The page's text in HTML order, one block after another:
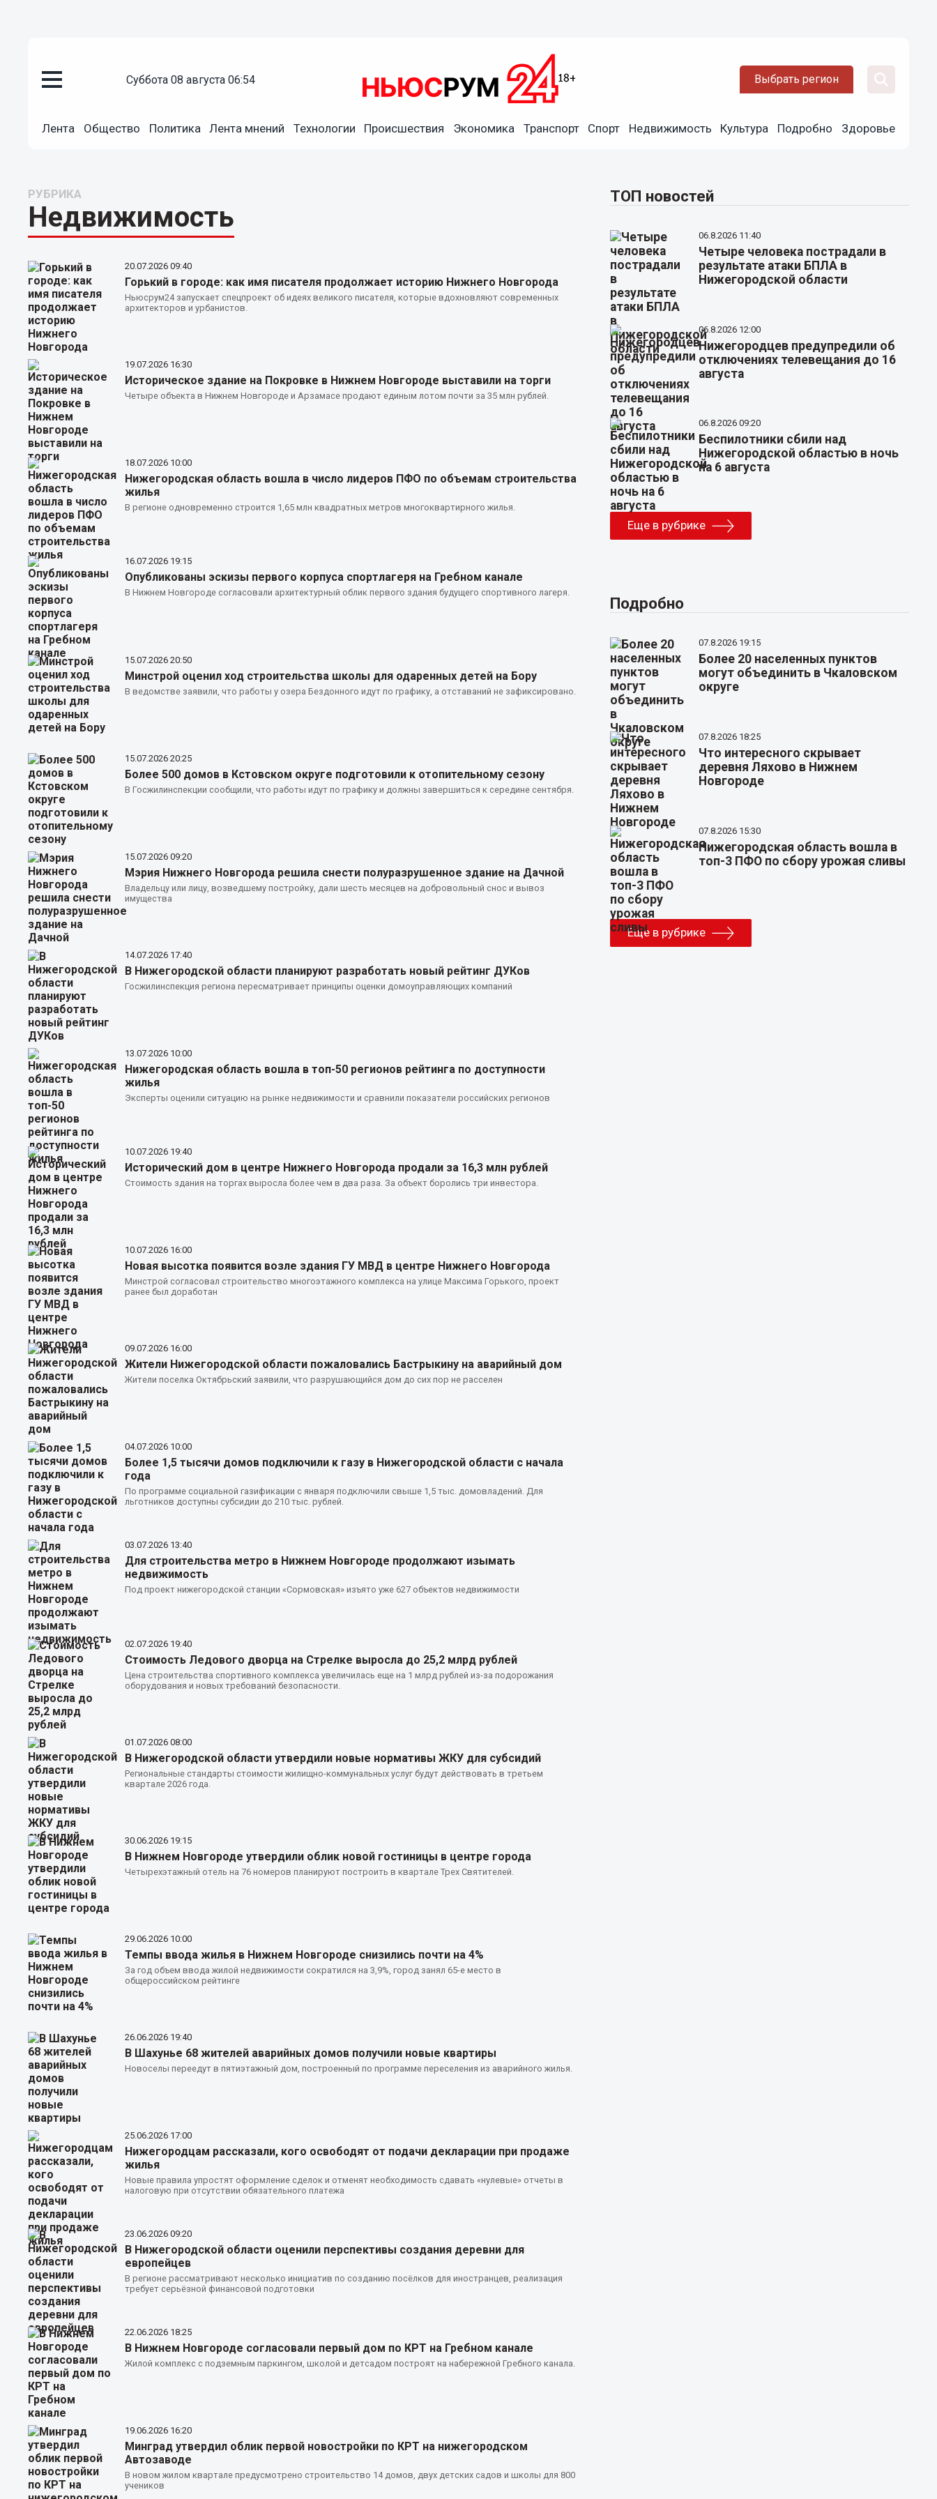
суббота 08 августа 06:54 Выбрать регион
Лента Общество Политика Лента мнений Технологии Происшествия Экономика Транспорт Спорт Недвижимость Культура Подробно Здоровье
РУБРИКА
Недвижимость
20.07.2026 09:40
Горький в городе: как имя писателя продолжает историю Нижнего Новгорода
Ньюсрум24 запускает спецпроект об идеях великого писателя, которые вдохновляют современных
архитекторов и урбанистов.
19.07.2026 16:30
Историческое здание на Покровке в Нижнем Новгороде выставили на торги
Четыре объекта в Нижнем Новгороде и Арзамасе продают единым лотом почти за 35 млн рублей.
18.07.2026 10:00
Нижегородская область вошла в число лидеров ПФО по объемам строительства
жилья
В регионе одновременно строится 1,65 млн квадратных метров многоквартирного жилья.
16.07.2026 19:15
Опубликованы эскизы первого корпуса спортлагеря на Гребном канале
В Нижнем Новгороде согласовали архитектурный облик первого здания будущего спортивного лагеря.
15.07.2026 20:50
Минстрой оценил ход строительства школы для одаренных детей на Бору
В ведомстве заявили, что работы у озера Бездонного идут по графику, а отставаний не зафиксировано.
15.07.2026 20:25
Более 500 домов в Кстовском округе подготовили к отопительному сезону
В Госжилинспекции сообщили, что работы идут по графику и должны завершиться к середине сентября.
15.07.2026 09:20
Мэрия Нижнего Новгорода решила снести полуразрушенное здание на Дачной
Владельцу или лицу, возведшему постройку, дали шесть месяцев на добровольный снос и вывоз
имущества
14.07.2026 17:40
В Нижегородской области планируют разработать новый рейтинг ДУКов
Госжилинспекция региона пересматривает принципы оценки домоуправляющих компаний
13.07.2026 10:00
Нижегородская область вошла в топ-50 регионов рейтинга по доступности
жилья
Эксперты оценили ситуацию на рынке недвижимости и сравнили показатели российских регионов
10.07.2026 19:40
Исторический дом в центре Нижнего Новгорода продали за 16,3 млн рублей
Стоимость здания на торгах выросла более чем в два раза. За объект боролись три инвестора.
10.07.2026 16:00
Новая высотка появится возле здания ГУ МВД в центре Нижнего Новгорода
Минстрой согласовал строительство многоэтажного комплекса на улице Максима Горького, проект
ранее был доработан
09.07.2026 16:00
Жители Нижегородской области пожаловались Бастрыкину на аварийный дом
Жители поселка Октябрьский заявили, что разрушающийся дом до сих пор не расселен
04.07.2026 10:00
Более 1,5 тысячи домов подключили к газу в Нижегородской области с начала
года
По программе социальной газификации с января подключили свыше 1,5 тыс. домовладений. Для
льготников доступны субсидии до 210 тыс. рублей.
03.07.2026 13:40
Для строительства метро в Нижнем Новгороде продолжают изымать
недвижимость
Под проект нижегородской станции «Сормовская» изъято уже 627 объектов недвижимости
02.07.2026 19:40
Стоимость Ледового дворца на Стрелке выросла до 25,2 млрд рублей
Цена строительства спортивного комплекса увеличилась еще на 1 млрд рублей из-за подорожания
оборудования и новых требований безопасности.
01.07.2026 08:00
В Нижегородской области утвердили новые нормативы ЖКУ для субсидий
Региональные стандарты стоимости жилищно-коммунальных услуг будут действовать в третьем
квартале 2026 года.
30.06.2026 19:15
В Нижнем Новгороде утвердили облик новой гостиницы в центре города
Четырехэтажный отель на 76 номеров планируют построить в квартале Трех Святителей.
29.06.2026 10:00
Темпы ввода жилья в Нижнем Новгороде снизились почти на 4%
За год объем ввода жилой недвижимости сократился на 3,9%, город занял 65-е место в
общероссийском рейтинге
26.06.2026 19:40
В Шахунье 68 жителей аварийных домов получили новые квартиры
Новоселы переедут в пятиэтажный дом, построенный по программе переселения из аварийного жилья.
25.06.2026 17:00
Нижегородцам рассказали, кого освободят от подачи декларации при продаже
жилья
Новые правила упростят оформление сделок и отменят необходимость сдавать «нулевые» отчеты в
налоговую при отсутствии обязательного платежа
23.06.2026 09:20
В Нижегородской области оценили перспективы создания деревни для
европейцев
В регионе рассматривают несколько инициатив по созданию посёлков для иностранцев, реализация
требует серьёзной финансовой подготовки
22.06.2026 18:25
В Нижнем Новгороде согласовали первый дом по КРТ на Гребном канале
Жилой комплекс с подземным паркингом, школой и детсадом построят на набережной Гребного канала.
19.06.2026 16:20
Минград утвердил облик первой новостройки по КРТ на нижегородском
Автозаводе
В новом жилом квартале предусмотрено строительство 14 домов, двух детских садов и школы для 800
учеников
ТОП новостей
06.8.2026 11:40
Четыре человека пострадали в
результате атаки БПЛА в
Нижегородской области
06.8.2026 12:00
Нижегородцев предупредили об
отключениях телевещания до 16
августа
06.8.2026 09:20
Беспилотники сбили над
Нижегородской областью в ночь
на 6 августа
Еще в рубрике
Подробно
07.8.2026 19:15
Более 20 населенных пунктов
могут объединить в Чкаловском
округе
07.8.2026 18:25
Что интересного скрывает
деревня Ляхово в Нижнем
Новгороде
07.8.2026 15:30
Нижегородская область вошла в
топ-3 ПФО по сбору урожая сливы
Еще в рубрике